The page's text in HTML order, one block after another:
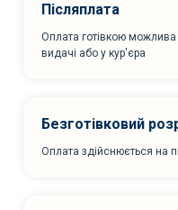
Післяплата
Оплата готівкою можлива
видачі або у кур'єра
Безготівковий
Оплата здійснюється на